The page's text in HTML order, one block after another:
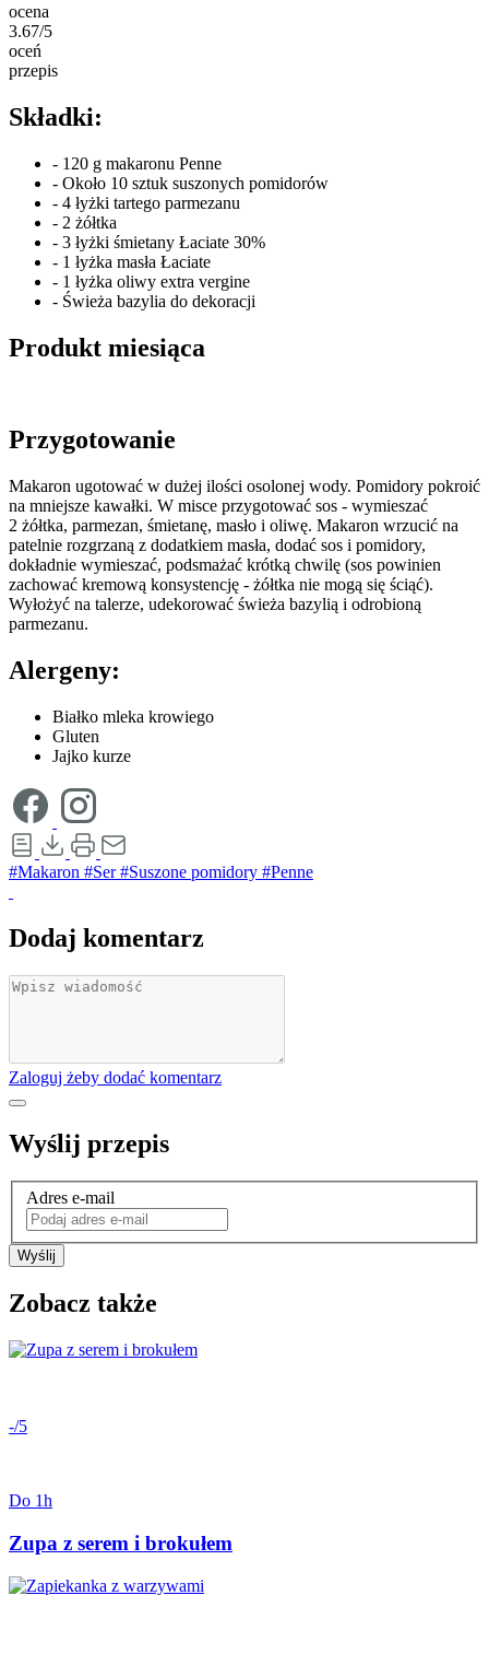
ocena
3.67/5
oceń
przepis
Składki:
- 120 g makaronu Penne
- Około 10 sztuk suszonych pomidorów
- 4 łyżki tartego parmezanu
- 2 żółtka
- 3 łyżki śmietany Łaciate 30%
- 1 łyżka masła Łaciate
- 1 łyżka oliwy extra vergine
- Świeża bazylia do dekoracji
Produkt miesiąca
Przygotowanie
Makaron ugotować w dużej ilości osolonej wody. Pomidory pokroić
na mniejsze kawałki. W misce przygotować sos - wymieszać
2 żółtka, parmezan, śmietanę, masło i oliwę. Makaron wrzucić na
patelnie rozgrzaną z dodatkiem masła, dodać sos i pomidory,
dokładnie wymieszać, podsmażać krótką chwilę (sos powinien
zachować kremową konsystencję - żółtka nie mogą się ściąć).
Wyłożyć na talerze, udekorować świeża bazylią i odrobioną
parmezanu.
Alergeny:
Białko mleka krowiego
Gluten
Jajko kurze
#Makaron #Ser#Suszone pomidory #Penne
Dodaj komentarz
Zaloguj żeby dodać komentarz
Wyślij przepis
Adres e-mail
Wyślij
Zobacz także
-/5
Do 1h
Zupa z serem i brokułem